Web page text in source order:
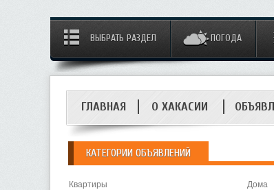
ВЫБРАТЬ РАЗДЕЛ ПОГОДА
ГЛАВНАЯ О ХАКАСИИ
КАТЕГОРИИ ОБЪЯВЛЕНИЙ
Квартиры Дома